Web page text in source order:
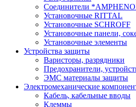
Соединители
Установочные RITTAL
Установочные SCHROFF
Установочные панели,
Установочные элементы
Устройства защиты
Варисторы, разрядники
Предохранители,
ЭМС материалы защиты
Электромеханические
Кабель, кабельные вводы
Клеммы